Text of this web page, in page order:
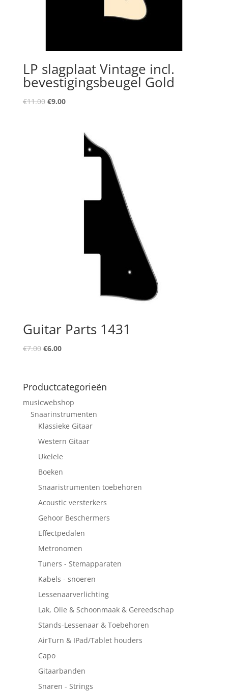
LP slagplaat Vintage incl.
bevestigingsbeugel Gold
€11.00 Oorspronkelijke
€9.00Huidige
€9.00.
Guitar Parts 1431
€7.00 Oorspronkelijke
€7.00.
€6.00Huidige
€6.00.
Productcategorieën
musicwebshop
Snaarinstrumenten
Klassieke Gitaar
Western Gitaar
Ukelele
Boeken
Snaaristrumenten toebehoren
Acoustic versterkers
Gehoor Beschermers
Effectpedalen
Metronomen
Tuners - Stemapparaten
Kabels - snoeren
Lessenaarverlichting
Lak, Olie & Schoonmaak & Gereedschap
Stands-Lessenaar & Toebehoren
AirTurn & IPad/Tablet houders
Capo
Gitaarbanden
Snaren - Strings